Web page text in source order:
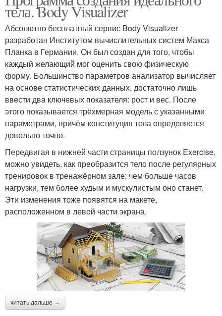
тела. Body Visualizer
Абсолютно бесплатный сервис Body Visualizer
разработан Институтом вычислительных систем Макса
Планка в Германии. Он был создан для того, чтобы
каждый желающий мог оценить свою физическую
форму. Большинство параметров анализатор вычисляет
на основе статистических данных, достаточно лишь
ввести два ключевых показателя: рост и вес. После
этого показывается трёхмерная модель с указанными
параметрами, причём конституция тела определяется
довольно точно.
Передвигая в нижней части страницы ползунок Exercise,
можно увидеть, как преобразится тело после регулярных
тренировок в тренажёрном зале: чем больше часов
нагрузки, тем более худым и мускулистым оно станет.
Эти изменения тоже появятся на макете,
расположенном в левой части экрана.
читать дальше →